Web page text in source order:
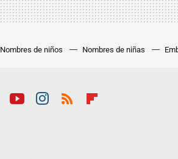
Nombres de niños Nombres de niñas